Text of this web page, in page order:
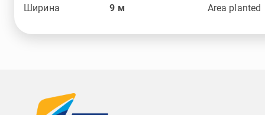
Ширина 9 м Area planted